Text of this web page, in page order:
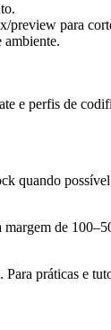
preview para
ambiente.
e perfis de
quando
de
práticas e